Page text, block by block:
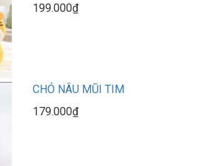
199.000₫
CHÓ NÂU MŨI TIM
179.000₫